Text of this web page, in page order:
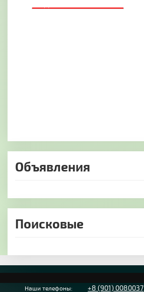
Объявления
Поисковые
Наши телефоны: +8 (901) 0080037